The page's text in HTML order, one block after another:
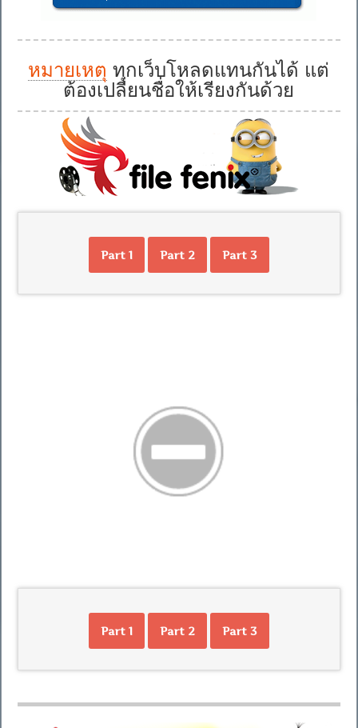
หมายเหตุ ทุกเว็บโหลดแทนกันได้ แต่
ต้องเปลี่ยนชื่อให้เรียงกันด้วย
Part 1 Part 2 Part 3
Part 1 Part 2 Part 3